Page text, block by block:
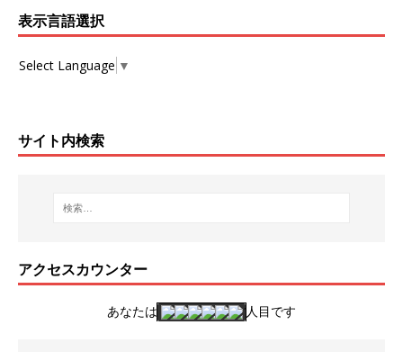
表示言語選択
Select Language ▼
サイト内検索
アクセスカウンター
あなたは 人目です